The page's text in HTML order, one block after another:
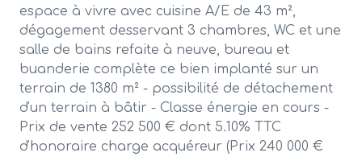
espace à vivre avec cuisine A/E de 43 m²,
dégagement desservant 3 chambres, WC et une
salle de bains refaite à neuve, bureau et
buanderie complète ce bien implanté sur un
terrain de 1380 m² - possibilité de détachement
d'un terrain à bâtir - Classe énergie en cours -
Prix de vente 252 500 € dont 5.10% TTC
d'honoraire charge acquéreur (Prix 240 000 €